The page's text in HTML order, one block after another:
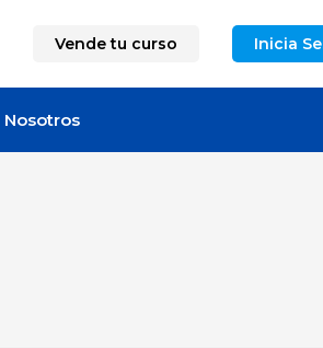
Vende tu curso Inicia
Nosotros